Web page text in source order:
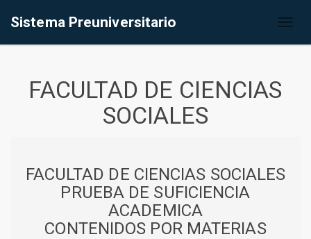
Sistema Preuniversitario
FACULTAD DE CIENCIAS
SOCIALES
FACULTAD DE CIENCIAS SOCIALES
PRUEBA DE SUFICIENCIA
ACADEMICA
CONTENIDOS POR MATERIAS